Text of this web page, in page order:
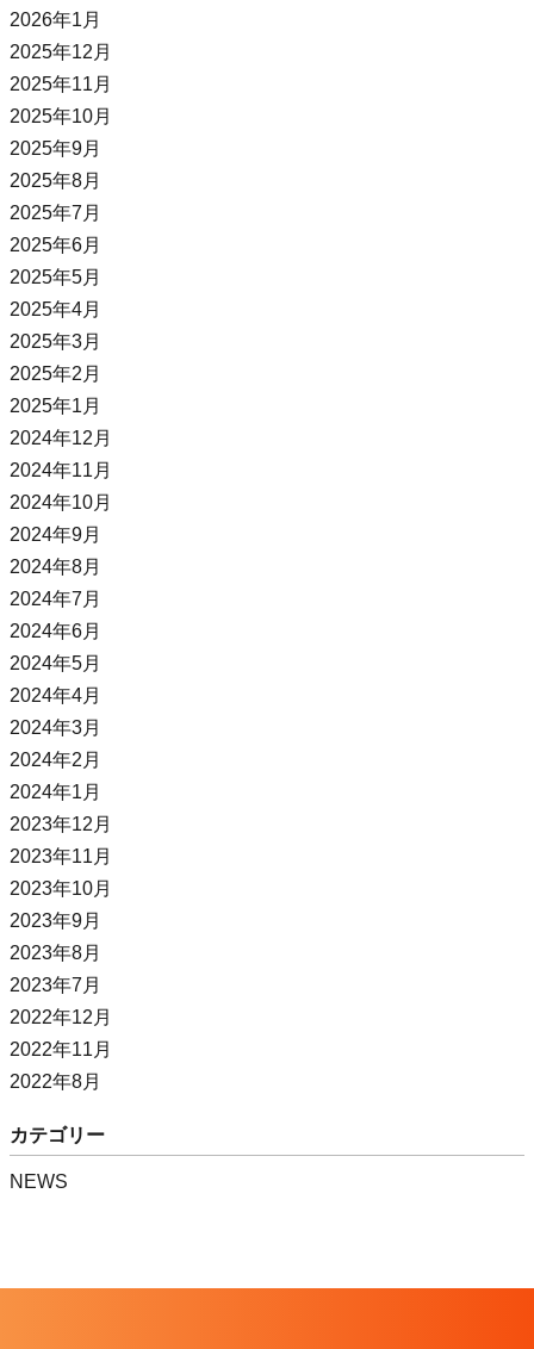
2026年1月
2025年12月
2025年11月
2025年10月
2025年9月
2025年8月
2025年7月
2025年6月
2025年5月
2025年4月
2025年3月
2025年2月
2025年1月
2024年12月
2024年11月
2024年10月
2024年9月
2024年8月
2024年7月
2024年6月
2024年5月
2024年4月
2024年3月
2024年2月
2024年1月
2023年12月
2023年11月
2023年10月
2023年9月
2023年8月
2023年7月
2022年12月
2022年11月
2022年8月
カテゴリー
NEWS